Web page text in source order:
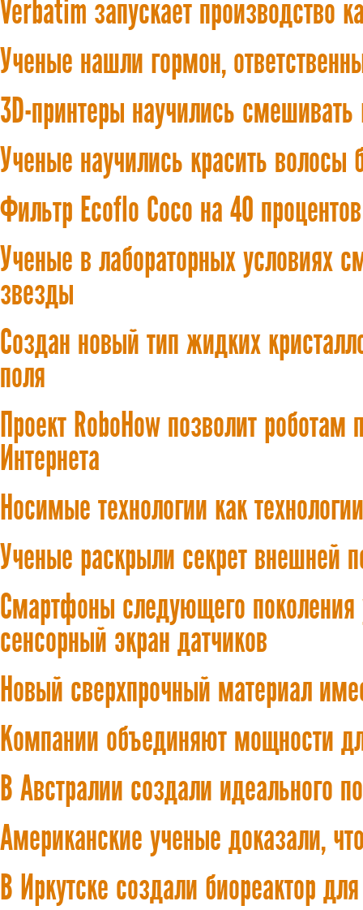
Verbatim запускает производство
Ученые нашли гормон,
3D-принтеры научились смешивать
Ученые научились красить
Фильтр Ecoflo Coco на 40
Ученые в лабораторных условиях
звезды
Создан новый тип жидких
поля
Проект RoboHow позволит
Интернета
Носимые технологии как
Ученые раскрыли секрет внешней
Смартфоны следующего поколения
сенсорный экран датчиков
Новый сверхпрочный материал
Компании объединяют мощности
В Австралии создали идеального
Американские ученые доказали,
В Иркутске создали биореактор